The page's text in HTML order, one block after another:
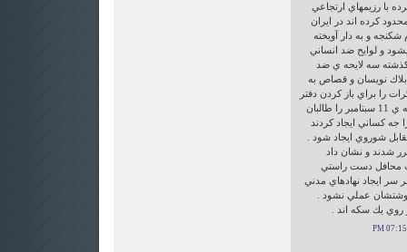
با رزيمهاي ارتجاعي
كرده اند در ايران
و به دار آويخته
و لوايح ضد انساني
سه لايحه ي ضد
نويسان و قصاص به
را براي باز كردن دفتر
منافع در تهران دنبال ميكنند . واقعه ي 11 سبتامبر را طالبان
جه كساني ايجاد كردند
شوروي ايجاد شود .
شدند و نشان داد
محافل دست راستي
سر ايجاد نهادهاي مدني
عملي نشود .
يك سكه اند .